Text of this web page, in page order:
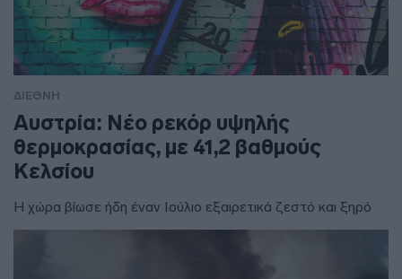
ΔΙΕΘΝΗ
Αυστρία: Νέο ρεκόρ υψηλής
θερμοκρασίας, με 41,2 βαθμούς
Κελσίου
Η χώρα βίωσε ήδη έναν Ιούλιο εξαιρετικά ζεστό και ξηρό